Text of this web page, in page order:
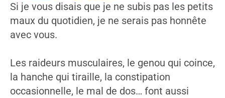
Si je vous disais que je ne subis pas les petits
maux du quotidien, je ne serais pas honnête
avec vous.
Les raideurs musculaires, le genou qui coince,
la hanche qui tiraille, la constipation
occasionnelle, le mal de dos… font aussi